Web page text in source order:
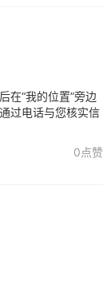
在“我的位置”旁边
过电话与您核实信
0点赞